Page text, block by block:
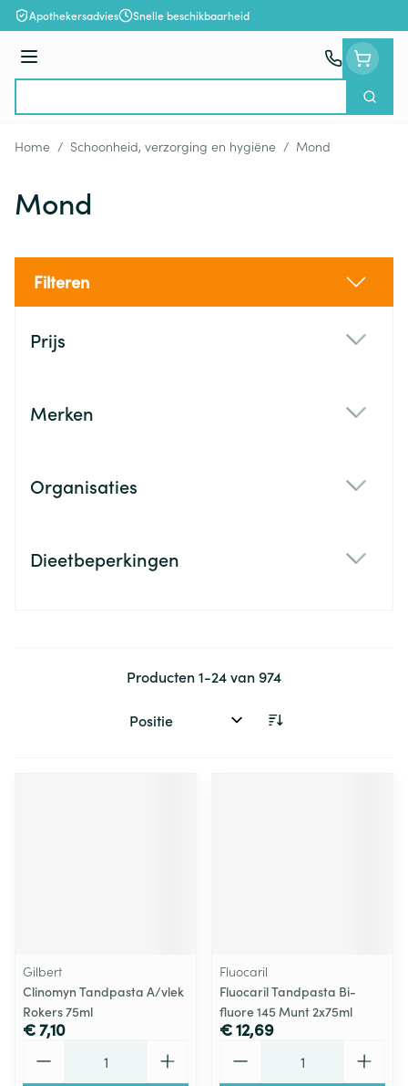
Ga naar de inhoud
Apothekersadvies Snelle beschikbaarheid
Menu
Zoek
Home / Schoonheid, verzorging en hygiëne / Mond
Mond
Filteren
Prijs
Merken
Organisaties
Dieetbeperkingen
Producten1-24van974
Sorteer op:
Gilbert
Clinomyn Tandpasta A/vlek
Rokers 75ml
€ 7,10
Fluocaril
Fluocaril Tandpasta Bi-
fluore 145 Munt 2x75ml
€ 12,69